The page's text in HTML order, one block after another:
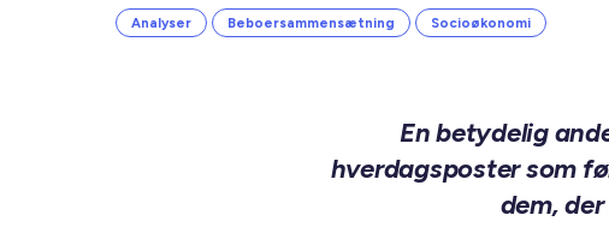
Analyser Beboersammensætning Socioøkonomi
En betydelig
hverdagsposter som
dem,